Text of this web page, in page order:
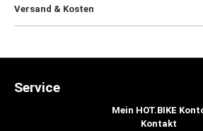
Versand & Kosten
Service
Mein HOT.BIKE
Kontakt